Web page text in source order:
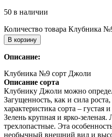
50 в наличии
Количество товара Клубника
В корзину
Описание:
Клубника №9 сорт Джоли
Описание сорта
Клубнику Джоли можно
Загущенность, как и сила
характеристика сорта – густая
Зелень крупная и ярко-
трехлопастные. Эта
необычный внешний вид и